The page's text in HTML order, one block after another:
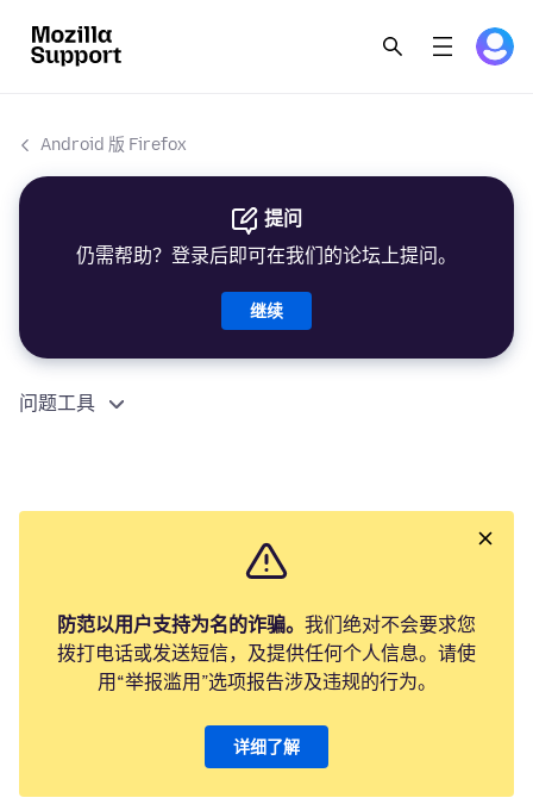
Android 版 Firefox
提问
仍需帮助？登录后即可在我们的论坛上提问。
继续
问题工具
防范以用户支持为名的诈骗。 我们绝对不会要求您
拨打电话或发送短信，及提供任何个人信息。请使
用“举报滥用”选项报告涉及违规的行为。
详细了解